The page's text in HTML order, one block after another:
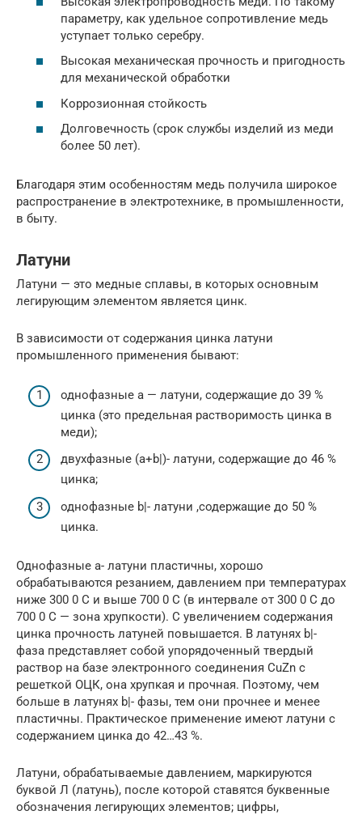
параметру, как удельное сопротивление медь
уступает только серебру.
Высокая механическая прочность и пригодность
для механической обработки
Коррозионная стойкость
Долговечность (срок службы изделий из меди
более 50 лет).
Благодаря этим особенностям медь получила широкое
распространение в электротехнике, в промышленности,
в быту.
Латуни
Латуни — это медные сплавы, в которых основным
легирующим элементом является цинк.
В зависимости от содержания цинка латуни
промышленного применения бывают:
однофазные a — латуни, содержащие до 39 %
цинка (это предельная растворимость цинка в
меди);
двухфазные (a+b|)- латуни, содержащие до 46 %
цинка;
однофазные b|- латуни ,содержащие до 50 %
цинка.
Однофазные a- латуни пластичны, хорошо
обрабатываются резанием, давлением при температурах
ниже 300 0 С и выше 700 0 С (в интервале от 300 0 С до
700 0 С — зона хрупкости). С увеличением содержания
цинка прочность латуней повышается. В латунях b|-
фаза представляет собой упорядоченный твердый
раствор на базе электронного соединения СuZn с
решеткой ОЦК, она хрупкая и прочная. Поэтому, чем
больше в латунях b|- фазы, тем они прочнее и менее
пластичны. Практическое применение имеют латуни с
содержанием цинка до 42…43 %.
Латуни, обрабатываемые давлением, маркируются
буквой Л (латунь), после которой ставятся буквенные
обозначения легирующих элементов; цифры,